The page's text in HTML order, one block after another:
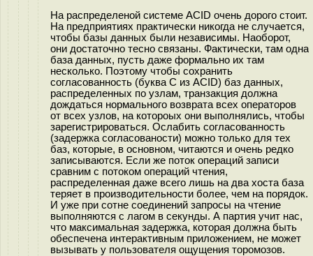
На распределеной системе ACID очень дорого стоит.
На предприятиях практически никогда не случается,
чтобы базы данных были независимы. Наоборот,
они достаточно тесно связаны. Фактически, там одна
база данных, пусть даже формально их там
несколько. Поэтому чтобы сохранить
согласованность (буква C из ACID) баз данных,
распределенных по узлам, транзакция должна
дождаться нормального возврата всех операторов
от всех узлов, на котороых они выполнялись, чтобы
зарегистрироваться. Ослабить согласованность
(задержка согласованости) можно только для тех
баз, которые, в основном, читаются и очень редко
записываются. Если же поток операций записи
сравним с потоком операций чтения,
распределенная даже всего лишь на два хоста база
теряет в производительности более, чем на порядок.
И уже при сотне соединений запросы на чтение
выполняются с лагом в секунды. А партия учит нас,
что максимальная задержка, которая должна быть
обеспечена интерактивным приложением, не может
вызывать у пользователя ощущения торомозов.